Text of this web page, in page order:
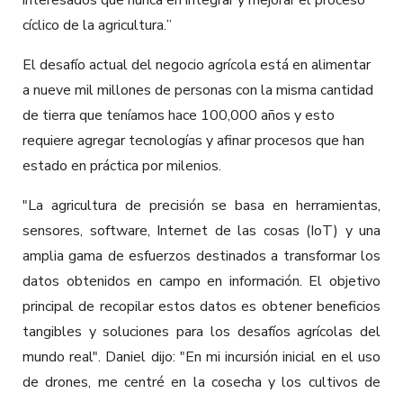
cíclico de la agricultura.”
El desafío actual del negocio agrícola está en alimentar
a nueve mil millones de personas con la misma cantidad
de tierra que teníamos hace 100,000 años y esto
requiere agregar tecnologías y afinar procesos que han
estado en práctica por milenios.
"La agricultura de precisión se basa en herramientas,
sensores, software, Internet de las cosas (IoT) y una
amplia gama de esfuerzos destinados a transformar los
datos obtenidos en campo en información. El objetivo
principal de recopilar estos datos es obtener beneficios
tangibles y soluciones para los desafíos agrícolas del
mundo real". Daniel dijo: "En mi incursión inicial en el uso
de drones, me centré en la cosecha y los cultivos de